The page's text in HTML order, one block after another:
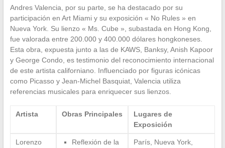
Andres Valencia, por su parte, se ha destacado por su
participación en Art Miami y su exposición « No Rules » en
Nueva York. Su lienzo « Ms. Cube », subastada en Hong Kong,
fue valorada entre 200.000 y 400.000 dólares hongkoneses.
Esta obra, expuesta junto a las de KAWS, Banksy, Anish Kapoor
y George Condo, es testimonio del reconocimiento internacional
de este artista californiano. Influenciado por figuras icónicas
como Picasso y Jean-Michel Basquiat, Valencia utiliza
referencias musicales para enriquecer sus lienzos.
Artista Obras Principales
Lugares de
Exposición
Lorenzo
Reflexión de la
París, Nueva York,